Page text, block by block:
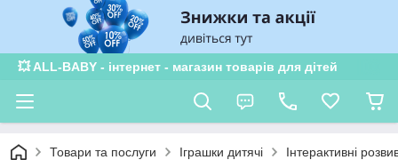
💥 ALL-BABY - інтернет - магазин товарів для дітей
Товари та послуги Іграшки дитячі Інтерактивні